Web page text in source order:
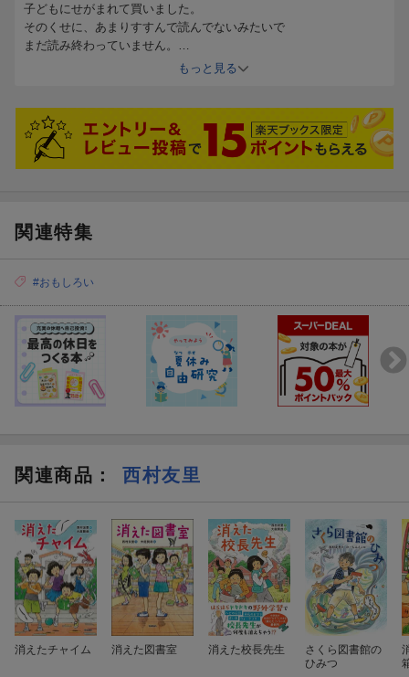
子どもにせがまれて買いました。
そのくせに、あまりすすんで読んでないみたいで
まだ読み終わっていません。
子どもが読み終わったら貸してもらおうと思っています。
もっと見る
関連特集
#おもしろい
関連商品 ： 西村友里
消えたチャイム 消えた図書室 消えた校長先生
さくら図書館の
ひみつ